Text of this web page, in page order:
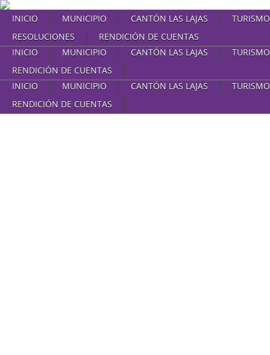
INICIO MUNICIPIO CANTÓN LAS LAJAS
TURISMO
RESOLUCIONES
RENDICIÓN DE CUENTAS